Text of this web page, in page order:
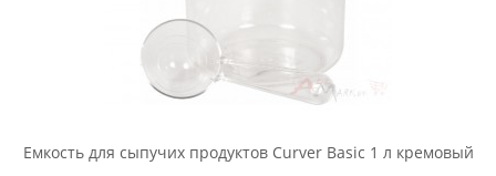
Емкость для сыпучих продуктов Curver Basic 1 л кремовый